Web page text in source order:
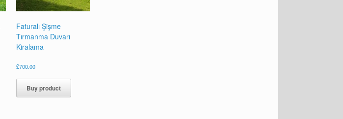
Faturalı Şişme
Tırmanma Duvarı
Kiralama
£700.00
Buy product